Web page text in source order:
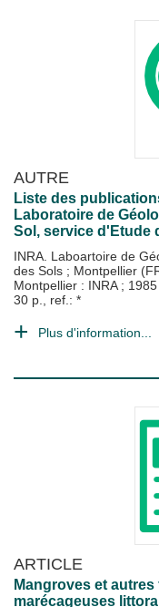
AUTRE
Liste des
Laboratoire de
Sol, service d'Etude
INRA. Laboartoire de
des Sols ; Montpellier
Montpellier : INRA ; 1985
30 p., ref.: *
Plus d'information...
ARTICLE
Mangroves et
marécageuses